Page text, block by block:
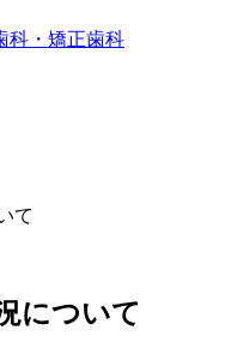
て
について